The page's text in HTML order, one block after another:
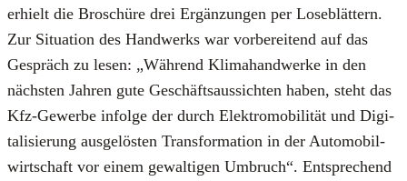
erhielt die Bro­schü­re drei Ergän­zun­gen per Lose­blät­tern.
Zur Situa­ti­on des Hand­werks war vor­be­rei­tend auf das
Gespräch zu lesen: „Wäh­rend Kli­ma­hand­wer­ke in den
nächs­ten Jah­ren gute Geschäfts­aus­sich­ten haben, steht das
Kfz-Gewer­be infol­ge der durch Elek­tro­mo­bi­li­tät und Digi­
ta­li­sie­rung aus­ge­lös­ten Trans­for­ma­ti­on in der Auto­mo­bil­
wirt­schaft vor einem gewal­ti­gen Umbruch“. Ent­spre­chend